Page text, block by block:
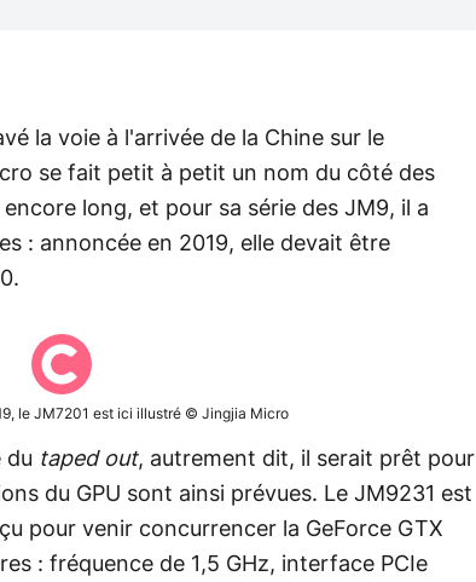
la voie à l'arrivée de la Chine sur le
se fait petit à petit un nom du côté des
long, et pour sa série des JM9, il a
: annoncée en 2019, elle devait être
le JM7201 est ici illustré © Jingjia Micro
du taped out, autrement dit, il serait prêt pour
du GPU sont ainsi prévues. Le JM9231 est
pour venir concurrencer la GeForce GTX
: fréquence de 1,5 GHz, interface PCIe